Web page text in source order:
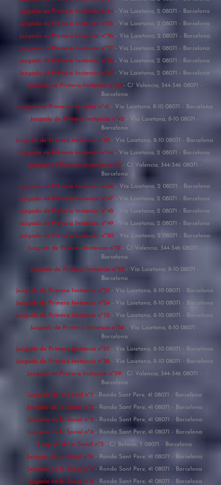
Juzgado de Primera Instancia nº34 - Vía Laietana, 2 08071 - Barcelona
Juzgado de Primera Instancia nº35 - Vía Laietana, 2 08071 - Barcelona
Juzgado de Primera Instancia nº36 - Vía Laietana, 2 08071 - Barcelona
Juzgado de Primera Instancia nº37 - Vía Laietana, 2 08071 - Barcelona
Juzgado de Primera Instancia nº38 - Vía Laietana, 2 08071 - Barcelona
Juzgado de Primera Instancia nº39 - Vía Laietana, 2 08071 - Barcelona
Juzgado de Primera Instancia nº40 - C/ Valencia, 344-346 08071 -
Barcelona
Juzgado de Primera Instancia nº41 - Vía Laietana, 8-10 08071 - Barcelona
Juzgado de Primera Instancia nº42 - Vía Laietana, 8-10 08071 -
Barcelona
Juzgado de Primera Instancia nº43 - Vía Laietana, 8-10 08071 - Barcelona
Juzgado de Primera Instancia nº44 - Vía Laietana, 2 08071 - Barcelona
Juzgado de Primera Instancia nº45 - C/ Valencia, 344-346 08071 -
Barcelona
Juzgado de Primera Instancia nº46 - Vía Laietana, 2 08071 - Barcelona
Juzgado de Primera Instancia nº47 - Vía Laietana, 2 08071 - Barcelona
Juzgado de Primera Instancia nº48 - Vía Laietana, 2 08071 - Barcelona
Juzgado de Primera Instancia nº49 - Vía Laietana, 2 08071 - Barcelona
Juzgado de Primera Instancia nº50 - Vía Laietana, 2 08071 - Barcelona
Juzgado de Primera Instancia nº51 - C/ Valencia, 344-346 08071 -
Barcelona
Juzgado de Primera Instancia nº52 - Vía Laietana, 8-10 08071 -
Barcelona
Juzgado de Primera Instancia nº53 - Vía Laietana, 8-10 08071 - Barcelona
Juzgado de Primera Instancia nº54 - Vía Laietana, 8-10 08071 - Barcelona
Juzgado de Primera Instancia nº55 - Vía Laietana, 8-10 08071 - Barcelona
Juzgado de Primera Instancia nº56 - Vía Laietana, 8-10 08071 -
Barcelona
Juzgado de Primera Instancia nº57 - Vía Laietana, 8-10 08071 - Barcelona
Juzgado de Primera Instancia nº58 - Vía Laietana, 8-10 08071 - Barcelona
Juzgado de Primera Instancia nº59 - C/ Valencia, 344-346 08071 -
Barcelona
Juzgado de lo Social nº1 - Ronda Sant Pere, 41 08071 - Barcelona
Juzgado de lo Social nº2 - Ronda Sant Pere, 41 08071 - Barcelona
Juzgado de lo Social nº3 - Ronda Sant Pere, 41 08071 - Barcelona
Juzgado de lo Social nº4 - Ronda Sant Pere, 41 08071 - Barcelona
Juzgado de lo Social nº5 - C/ Balmes, 7 08071 - Barcelona
Juzgado de lo Social nº6 - Ronda Sant Pere, 41 08071 - Barcelona
Juzgado de lo Social nº7 - Ronda Sant Pere, 41 08071 - Barcelona
Juzgado de lo Social nº8 - Ronda Sant Pere, 41 08071 - Barcelona